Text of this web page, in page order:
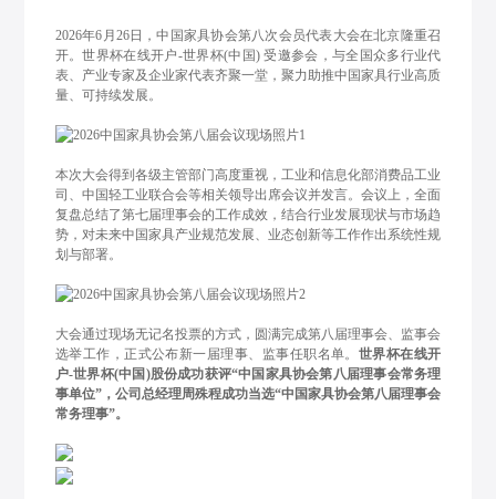
2026年6月26日，中国家具协会第八次会员代表大会在北京隆重召
开。世界杯在线开户-世界杯(中国) 受邀参会，与全国众多行业代
表、产业专家及企业家代表齐聚一堂，聚力助推中国家具行业高质
量、可持续发展。
本次大会得到各级主管部门高度重视，工业和信息化部消费品工业
司、中国轻工业联合会等相关领导出席会议并发言。会议上，全面
复盘总结了第七届理事会的工作成效，结合行业发展现状与市场趋
势，对未来中国家具产业规范发展、业态创新等工作作出系统性规
划与部署。
大会通过现场无记名投票的方式，圆满完成第八届理事会、监事会
选举工作，正式公布新一届理事、监事任职名单。 世界杯在线开
户-世界杯(中国)股份成功获评“中国家具协会第八届理事会常务理
事单位”，公司总经理周殊程成功当选“中国家具协会第八届理事会
常务理事”。